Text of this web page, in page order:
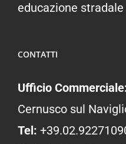
educazione stradale
CONTATTI
Ufficio
Cernusco sul
Tel: